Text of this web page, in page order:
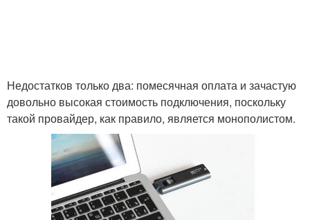
Недостатков только два: помесячная оплата и зачастую
довольно высокая стоимость подключения, поскольку
такой провайдер, как правило, является монополистом.